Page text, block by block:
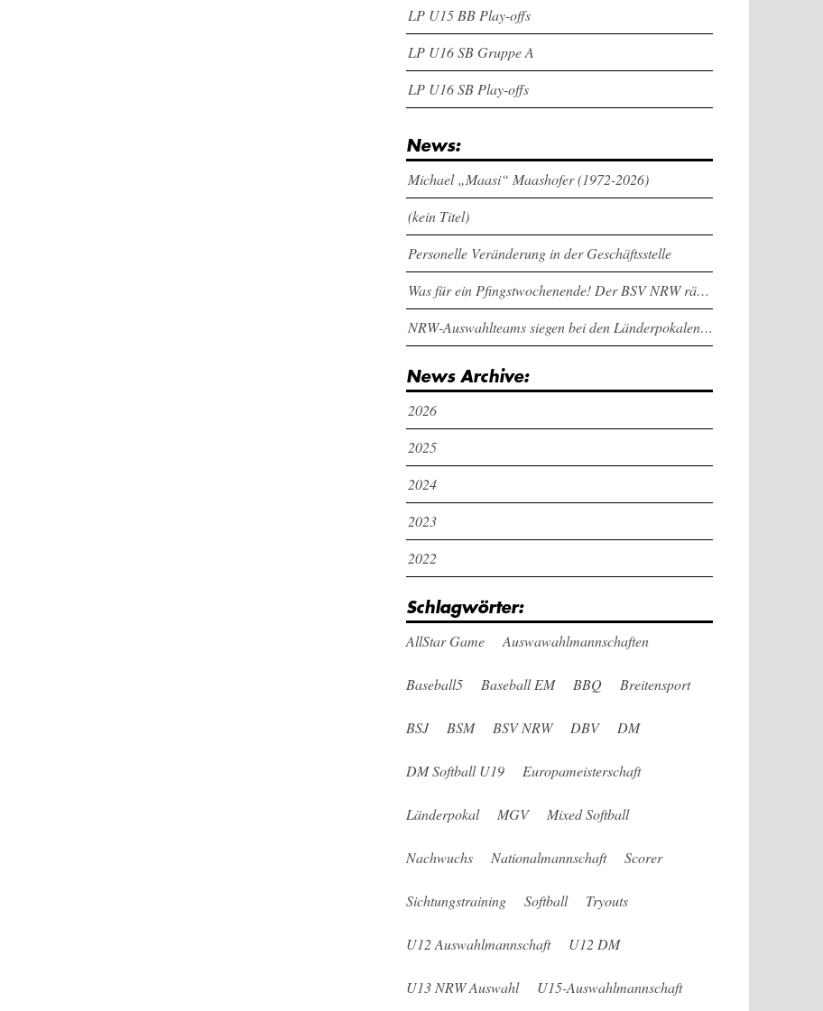
LP U15 BB Play-offs
LP U16 SB Gruppe A
LP U16 SB Play-offs
News:
Michael „Maasi“ Maashofer (1972-2026)
(kein Titel)
Personelle Veränderung in der Geschäftsstelle
Was für ein Pfingstwochenende! Der BSV NRW räumt bei den Länderpokalen ab
NRW-Auswahlteams siegen bei den Länderpokalen und dem Deutschlandcup an Pfingsten
News Archive:
2026
2025
2024
2023
2022
Schlagwörter:
AllStar Game Auswawahlmannschaften
Baseball5 Baseball EM BBQ Breitensport
BSJ BSM BSV NRW DBV DM
DM Softball U19 Europameisterschaft
Länderpokal MGV Mixed Softball
Nachwuchs Nationalmannschaft Scorer
Sichtungstraining Softball Tryouts
U12 Auswahlmannschaft U12 DM
U13 NRW Auswahl U15-Auswahlmannschaft